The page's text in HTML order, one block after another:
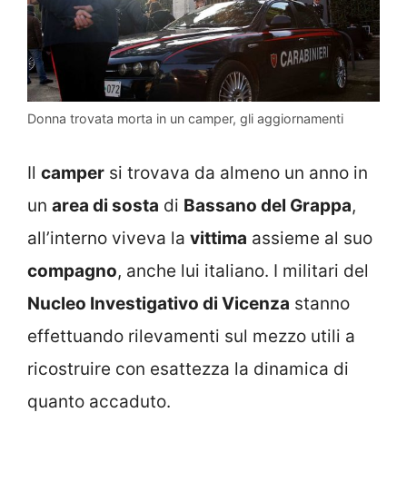
Donna trovata morta in un camper, gli aggiornamenti
Il camper si trovava da almeno un anno in
un area di sosta di Bassano del Grappa,
all’interno viveva la vittima assieme al suo
compagno, anche lui italiano. I militari del
Nucleo Investigativo di Vicenza stanno
effettuando rilevamenti sul mezzo utili a
ricostruire con esattezza la dinamica di
quanto accaduto.